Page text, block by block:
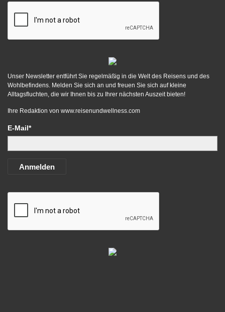
Unser Newsletter entführt Sie regelmäßig in die Welt des Reisens und des
Wohlbefindens. Melden Sie sich an und freuen Sie sich auf kleine
Alltagsfluchten, die wir Ihnen bis zu Ihrer nächsten Auszeit bieten!
Ihre Redaktion von www.reisenundwellness.com
E-Mail*
Anmelden